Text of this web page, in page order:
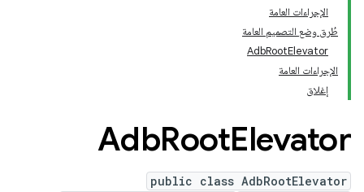
الإجراءات العامة
طُرق وضع التصميم العامة
AdbRootElevator
الإجراءات العامة
إغلاق
AdbRootElevator
public class AdbRootElevator